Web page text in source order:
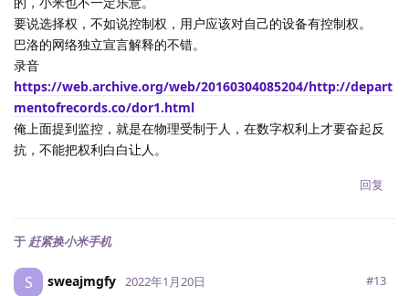
要说选择权，不如说控制权，用户应该对自己的设备有控制权。
巴洛的网络独立宣言解释的不错。
录音
https://web.archive.org/web/20160304085204/http://depart
mentofrecords.co/dor1.html
俺上面提到监控，就是在物理受制于人，在数字权利上才要奋起反
抗，不能把权利白白让人。
回复
于 赶紧换小米手机
S sweajmgfy 2022年1月20日 #13